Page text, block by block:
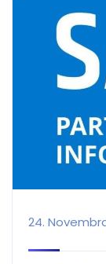
24.